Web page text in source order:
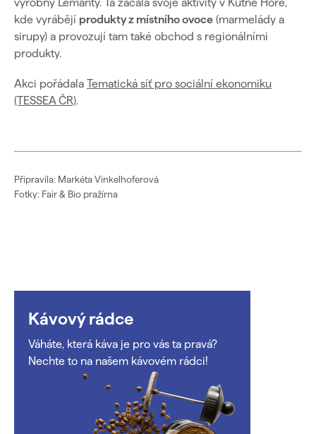
kde vyrábějí produkty z místního ovoce (marmelády a
sirupy) a provozují tam také obchod s regionálními
produkty.
Akci pořádala Tematická síť pro sociální ekonomiku
(TESSEA ČR).
Připravila: Markéta Vinkelhoferová
Fotky: Fair & Bio pražírna
Kávový rádce
Váháte, která káva je pro vás ta pravá?
Nechte to na našem kávovém rádci!